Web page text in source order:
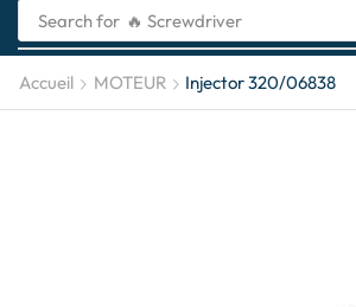
Search for 🔥 Screwdriver
Accueil MOTEUR Injector 320/06838